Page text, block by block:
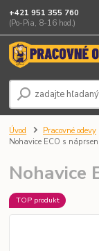
+421 951 355 760
(Po-Pia, 8-16 hod.)
Úvod Pracovné odevy
Nohavice ECO s
Nohavice
TOP produkt